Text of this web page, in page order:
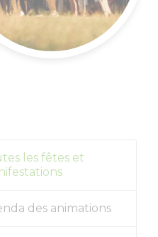
Crano
les fêtes et
des animations